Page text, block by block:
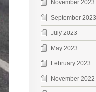
November 2023
September 2023
July 2023
May 2023
February 2023
November 2022